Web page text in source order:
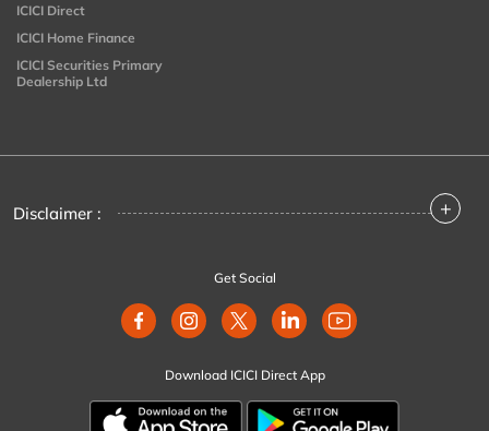
ICICI Direct
ICICI Home Finance
ICICI Securities Primary
Dealership Ltd
Disclaimer : +
Get Social
Download ICICI Direct App